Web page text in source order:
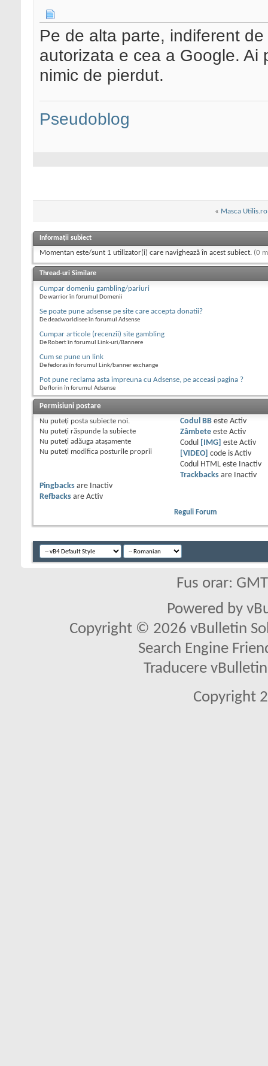
Pe de alta parte, indiferent
autorizata e cea a Google.
nimic de pierdut.
Pseudoblog
« Masca
Informații subiect
Momentan este/sunt 1 utilizator(i) care navighează în acest subiect. (0
Thread-uri Similare
Cumpar domeniu gambling/pariuri
De warrior în forumul Domenii
Se poate pune adsense pe site care accepta donatii?
De deadworldisee în forumul Adsense
Cumpar articole (recenzii) site gambling
De Robert în forumul Link-uri/Bannere
Cum se pune un link
De fedoras în forumul Link/banner exchange
Pot pune reclama asta impreuna cu Adsense, pe acceasi pagina ?
De florin în forumul Adsense
Permisiuni postare
Nu puteţi posta subiecte noi.
Nu puteţi răspunde la subiecte
Nu puteţi adăuga ataşamente
Nu puteţi modifica posturile proprii
Codul BBeste Activ
Zâmbeteeste Activ
Codul
[IMG] este Activ
[VIDEO]
code is Activ
Codul HTML este
Inactiv
Trackbacksare
Inactiv
Pingbacks are
Inactiv
Refbacks are Activ
Reguli Forum
Fus orar:
Powered by
Copyright © 2026 vBulletin
Search Engine
Traducere
Copyright